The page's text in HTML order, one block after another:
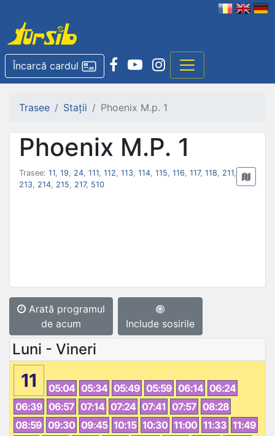
Încarcă cardul
Trasee Stații Phoenix M.p. 1
Phoenix M.P. 1
Trasee: 11, 19, 24, 111, 112, 113, 114, 115, 116, 117, 118, 211,
213, 214, 215, 217, 510
Arată programul
de acum
Include sosirile
Luni - Vineri
11 05:04 05:34 05:49 05:59 06:14 06:24
06:39 06:57 07:14 07:24 07:41 07:57 08:28
08:59 09:30 09:45 10:15 10:30 11:00 11:33 11:49